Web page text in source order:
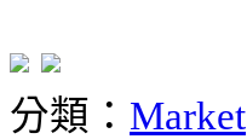
分類： Market